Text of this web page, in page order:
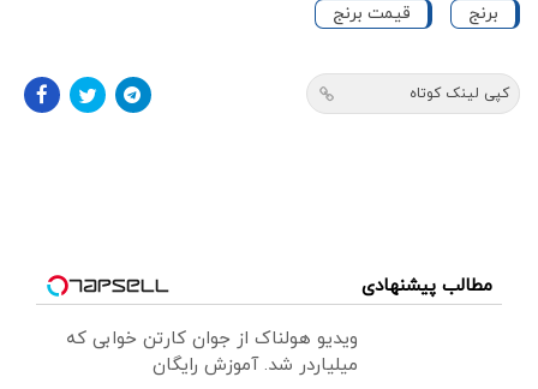
برنج قیمت برنج
کپی لینک کوتاه
مطالب پیشنهادی
ویدیو هولناک از جوان کارتن خوابی که
میلیاردر شد. آموزش رایگان